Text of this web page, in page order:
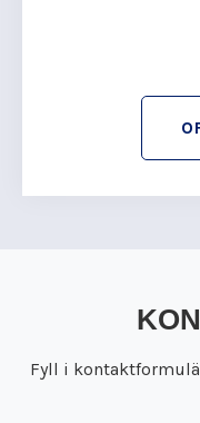
Fyll i